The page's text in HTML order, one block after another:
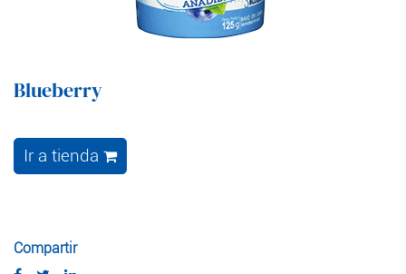
Blueberry
Ir a tienda
Compartir